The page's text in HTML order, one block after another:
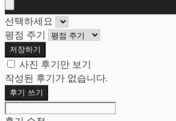
선택하세요
평점 주기
저장하기
사진 후기만 보기
작성된 후기가 없습니다.
후기 쓰기